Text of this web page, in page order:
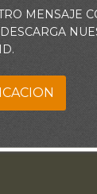
MENSAJE